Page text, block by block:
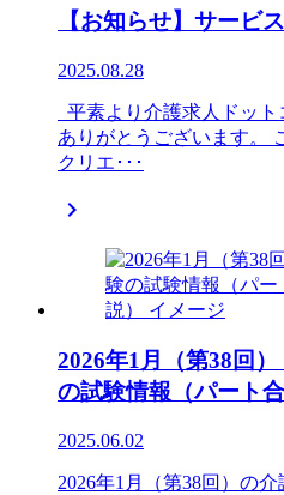
【お知らせ】サービ
2025.08.28
平素より介護求人ドッ
ありがとうございます。
クリエ･･･

2026年1月（第38回
の試験情報（パート
2025.06.02
2026年1月（第38回）の